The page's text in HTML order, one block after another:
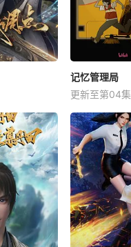
记忆管理局
更新至第04集